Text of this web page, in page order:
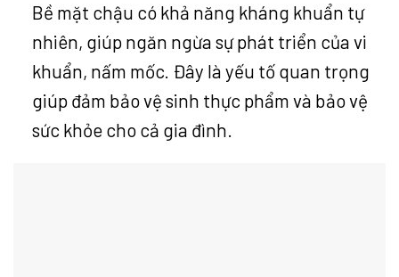
Bề mặt chậu có khả năng kháng khuẩn tự
nhiên, giúp ngăn ngừa sự phát triển của vi
khuẩn, nấm mốc. Đây là yếu tố quan trọng
giúp đảm bảo vệ sinh thực phẩm và bảo vệ
sức khỏe cho cả gia đình.